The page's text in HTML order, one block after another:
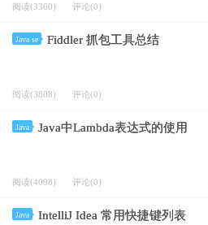
阅读(3360) 评论(0)
Java se Fiddler 抓包工具总结
阅读(3808) 评论(0)
Java Java中Lambda表达式的使用
阅读(4098) 评论(0)
Java IntelliJ Idea 常用快捷键列表